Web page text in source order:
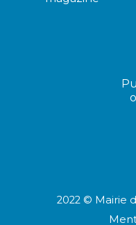
2022 © Mairie